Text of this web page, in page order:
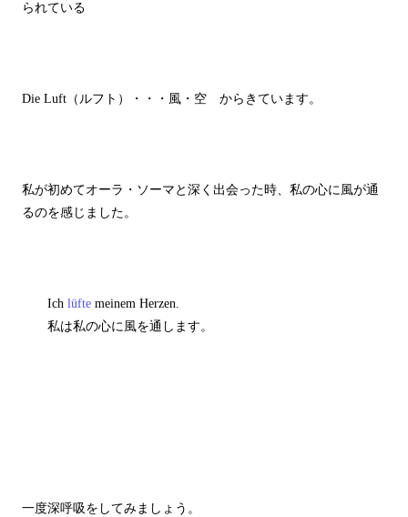
られている
Die Luft（ルフト）・・・風・空 からきています。
私が初めてオーラ・ソーマと深く出会った時、私の心に風が通
るのを感じました。
Ich lüftemeinem Herzen.
私は私の心に風を通します。
一度深呼吸をしてみましょう。